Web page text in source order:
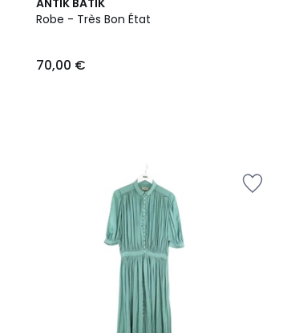
ANTIK BATIK
Robe - Très Bon État
70,00 €